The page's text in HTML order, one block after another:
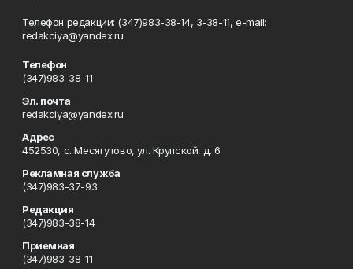
Телефон редакции: (347)983-38-14, 3-38-11, e-mail:
redakciya@yandex.ru
Телефон
(347)983-38-11
Эл. почта
redakciya@yandex.ru
Адрес
452530, с. Месягутово, ул. Крупской, д. 6
Рекламная служба
(347)983-37-93
Редакция
(347)983-38-14
Приемная
(347)983-38-11